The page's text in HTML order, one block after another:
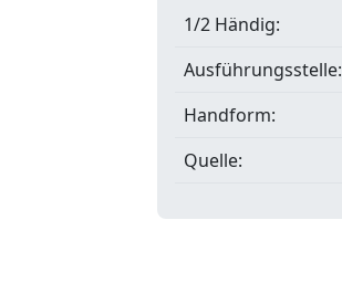
1/2 Händig:
Ausführungsstelle:
Handform:
Quelle: